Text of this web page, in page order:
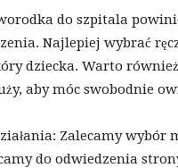
do szpitala
Najlepiej wybrać
dziecka. Warto
aby móc swobodnie
Zalecamy
do odwiedzenia